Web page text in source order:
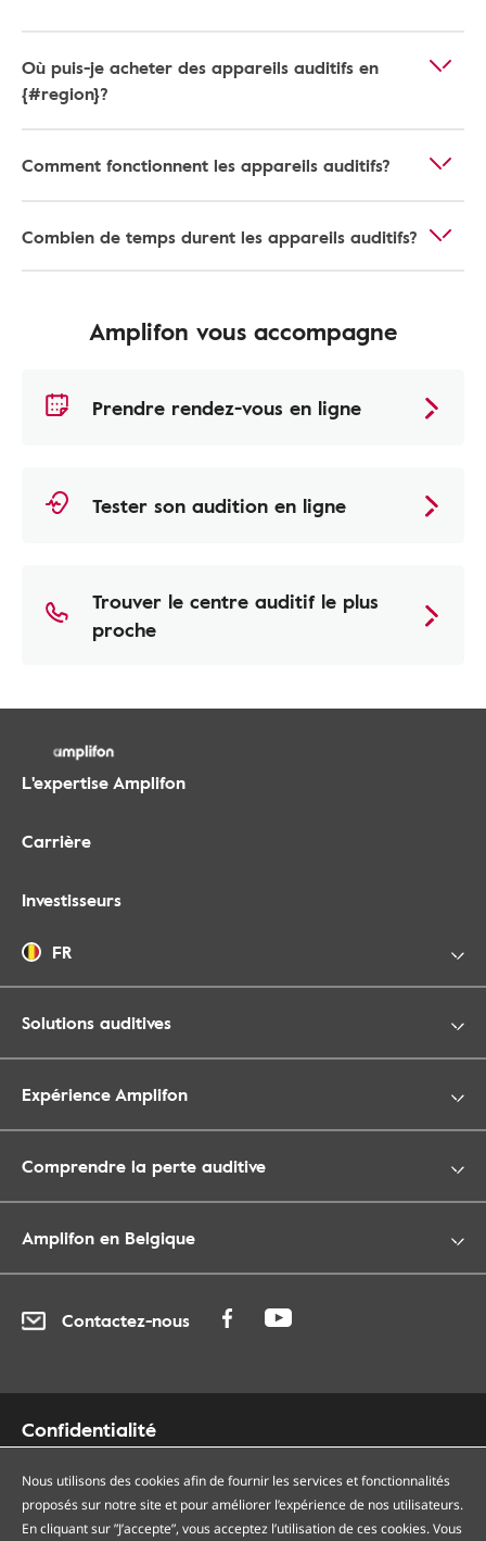
Où puis-je acheter des appareils auditifs en
{#region}?
Comment fonctionnent les appareils auditifs?
Combien de temps durent les appareils auditifs?
Amplifon vous accompagne
Prendre rendez-vous en ligne
Tester son audition en ligne
Trouver le centre auditif le plus
proche
L'expertise Amplifon
Carrière
Investisseurs
FR
Solutions auditives
Expérience Amplifon
Comprendre la perte auditive
Amplifon en Belgique
Contactez-nous
Confidentialité
Cookies
Accessibilité
Plan du site
Nous utilisons des cookies afin de fournir les services et fonctionnalités
proposés sur notre site et pour améliorer l’expérience de nos utilisateurs.
En cliquant sur ”J’accepte”, vous acceptez l’utilisation de ces cookies. Vous